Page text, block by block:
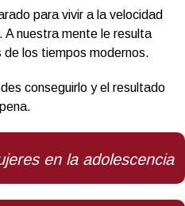
para vivir a la velocidad
A nuestra mente le resulta
los tiempos modernos.
conseguirlo y el resultado
en la adolescencia